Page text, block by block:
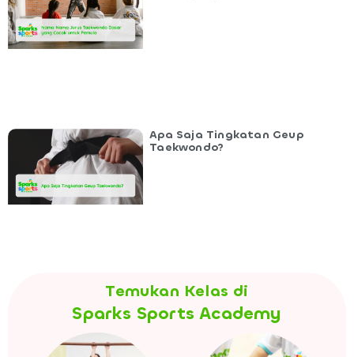
Apa Saja Tingkatan Geup
Taekwondo?
Temukan Kelas di
Sparks Sports Academy